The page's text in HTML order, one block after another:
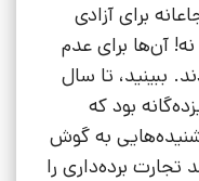
برای آزادی
آن‌ها برای عدم
ببینید، تا سال
بود که
به گوش
برده‌داری را